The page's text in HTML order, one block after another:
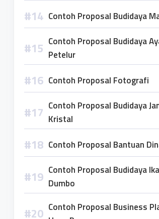
Contoh Proposal Budidaya
Contoh Proposal Budidaya
Petelur
Contoh Proposal Fotografi
Contoh Proposal Budidaya
Kristal
Contoh Proposal Bantuan
Contoh Proposal Budidaya
Dumbo
Contoh Proposal Business